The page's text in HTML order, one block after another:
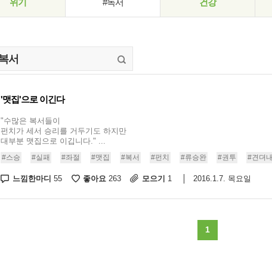
위기 #독서 건강
'맷집'으로 이긴다
"수많은 복서들이
펀치가 세서 승리를 거두기도 하지만
대부분 맷집으로 이깁니다." ...
#스승 #실패 #좌절 #맷집 #복서 #펀치 #류승완 #권투 #견뎌내
느낌한마디 55 좋아요 263 모으기 1 2016.1.7. 목요일
1